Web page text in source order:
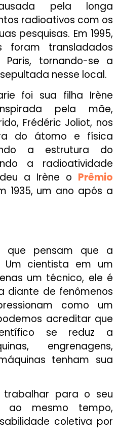
pela longa
radioativos com os
pesquisas. Em 1995,
foram transladados
tornando-se a
nesse local.
foi sua filha Irène
pela mãe,
Frédéric Joliot, nos
do átomo e física
a estrutura do
a radioatividade
a Irène o Prêmio
1935, um ano após a
que pensam que a
Um cientista em um
um técnico, ele é
diante de fenômenos
como um
acreditar que
se reduz a
engrenagens,
tenham sua
trabalhar para o seu
ao mesmo tempo,
coletiva por